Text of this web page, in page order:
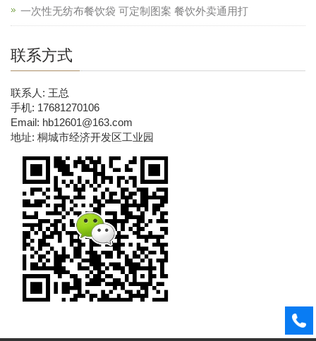
一次性无纺布餐饮袋 可定制图案 餐饮外卖通用打
联系方式
联系人: 王总
手机: 17681270106
Email: hb12601@163.com
地址: 桐城市经济开发区工业园